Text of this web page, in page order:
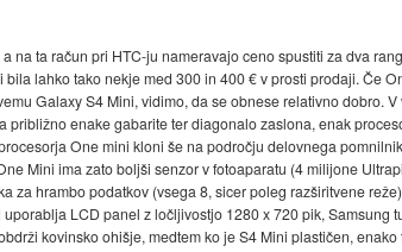
na ta račun pri HTC-ju nameravajo ceno spustiti za dva
lahko tako nekje med 300 in 400 € v prosti prodaji. Če
Galaxy S4 Mini, vidimo, da se obnese relativno dobro. V
enake gabarite ter diagonalo zaslona, enak
One mini kloni še na področju delovnega
Mini ima zato boljši senzor v fotoaparatu (4 milijone
za hrambo podatkov (vsega 8, sicer poleg razširitvene
LCD panel z ločljivostjo 1280 x 720 pik, Samsung
kovinsko ohišje, medtem ko je S4 Mini plastičen, enako